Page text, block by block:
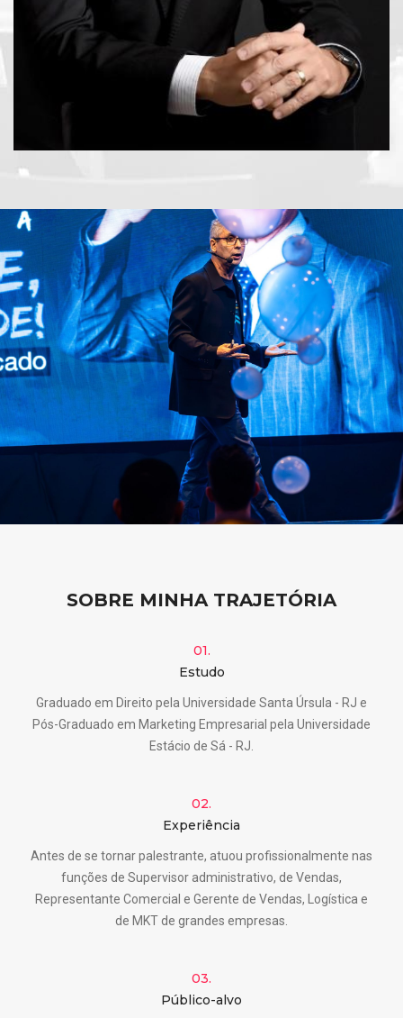
SOBRE MINHA TRAJETÓRIA
01.
Estudo
Graduado em Direito pela Universidade Santa Úrsula - RJ e
Pós-Graduado em Marketing Empresarial pela Universidade
Estácio de Sá - RJ.
02.
Experiência
Antes de se tornar palestrante, atuou profissionalmente nas
funções de Supervisor administrativo, de Vendas,
Representante Comercial e Gerente de Vendas, Logística e
de MKT de grandes empresas.
03.
Público-alvo